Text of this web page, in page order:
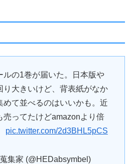
ルの1巻が届いた。日本版や
り大きいけど、背表紙がなか
めて並べるのはいいかも。近
売ってたけどamazonより倍
pic.twitter.com/2d3BHL5pCS
集家 (@HEDabsymbel)